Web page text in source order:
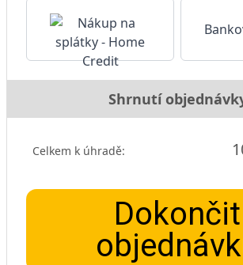
Shrnutí
Celkem k úhradě:
Dokončit